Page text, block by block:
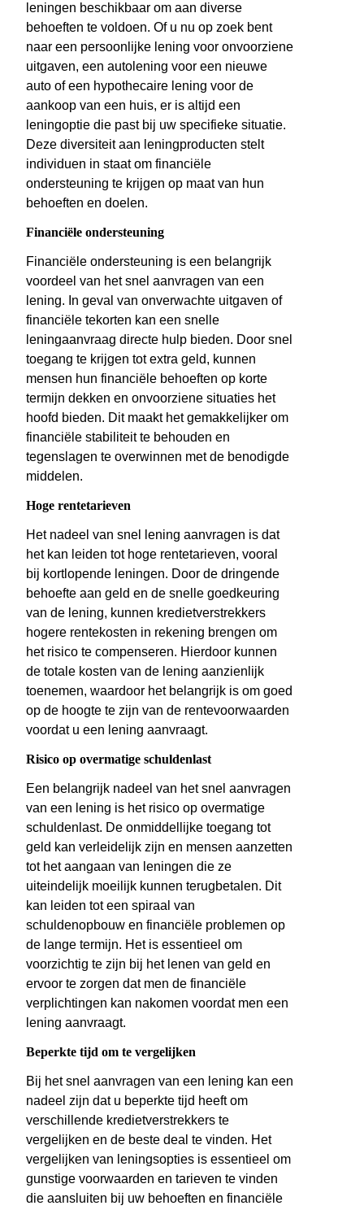
leningen beschikbaar om aan diverse
behoeften te voldoen. Of u nu op zoek bent
naar een persoonlijke lening voor onvoorziene
uitgaven, een autolening voor een nieuwe
auto of een hypothecaire lening voor de
aankoop van een huis, er is altijd een
leningoptie die past bij uw specifieke situatie.
Deze diversiteit aan leningproducten stelt
individuen in staat om financiële
ondersteuning te krijgen op maat van hun
behoeften en doelen.
Financiële ondersteuning
Financiële ondersteuning is een belangrijk
voordeel van het snel aanvragen van een
lening. In geval van onverwachte uitgaven of
financiële tekorten kan een snelle
leningaanvraag directe hulp bieden. Door snel
toegang te krijgen tot extra geld, kunnen
mensen hun financiële behoeften op korte
termijn dekken en onvoorziene situaties het
hoofd bieden. Dit maakt het gemakkelijker om
financiële stabiliteit te behouden en
tegenslagen te overwinnen met de benodigde
middelen.
Hoge rentetarieven
Het nadeel van snel lening aanvragen is dat
het kan leiden tot hoge rentetarieven, vooral
bij kortlopende leningen. Door de dringende
behoefte aan geld en de snelle goedkeuring
van de lening, kunnen kredietverstrekkers
hogere rentekosten in rekening brengen om
het risico te compenseren. Hierdoor kunnen
de totale kosten van de lening aanzienlijk
toenemen, waardoor het belangrijk is om goed
op de hoogte te zijn van de rentevoorwaarden
voordat u een lening aanvraagt.
Risico op overmatige schuldenlast
Een belangrijk nadeel van het snel aanvragen
van een lening is het risico op overmatige
schuldenlast. De onmiddellijke toegang tot
geld kan verleidelijk zijn en mensen aanzetten
tot het aangaan van leningen die ze
uiteindelijk moeilijk kunnen terugbetalen. Dit
kan leiden tot een spiraal van
schuldenopbouw en financiële problemen op
de lange termijn. Het is essentieel om
voorzichtig te zijn bij het lenen van geld en
ervoor te zorgen dat men de financiële
verplichtingen kan nakomen voordat men een
lening aanvraagt.
Beperkte tijd om te vergelijken
Bij het snel aanvragen van een lening kan een
nadeel zijn dat u beperkte tijd heeft om
verschillende kredietverstrekkers te
vergelijken en de beste deal te vinden. Het
vergelijken van leningsopties is essentieel om
gunstige voorwaarden en tarieven te vinden
die aansluiten bij uw behoeften en financiële